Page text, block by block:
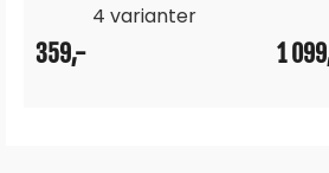
4 varianter
1 099,- 499,-